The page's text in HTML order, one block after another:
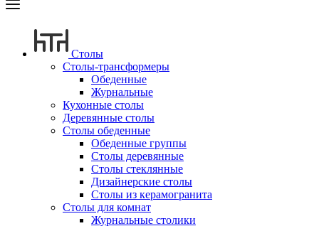
Столы
Столы-трансформеры
Обеденные
Журнальные
Кухонные столы
Деревянные столы
Столы обеденные
Обеденные группы
Столы деревянные
Столы стеклянные
Дизайнерские столы
Столы из керамогранита
Столы для комнат
Журнальные столики